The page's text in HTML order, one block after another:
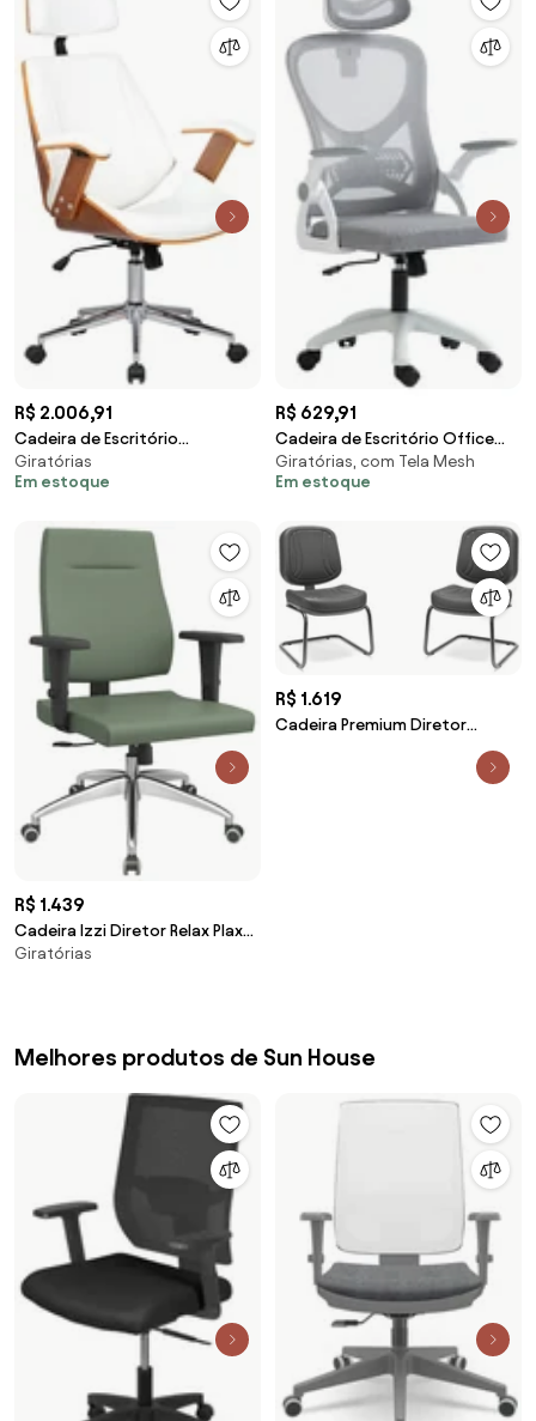
R$ 2.006,91
Cadeira de Escritório
Presidente Giratória com
Regulagem de Altura Akon PU
Belo
Giratórias
Em estoque
R$ 629,91
Cadeira de Escritório Office
Giratória City em Tela Mech
com Apoio de Cabeça Cinza
Giratórias, com Tela Mesh
Em estoque
R$ 1.439
Cadeira Izzi Diretor Relax Plax
em Base em Alumínio -
Giratórias
R$ 1.619
Cadeira Premium Diretor
Aproximação S 2 Unidades -
Melhores produtos de Sun House